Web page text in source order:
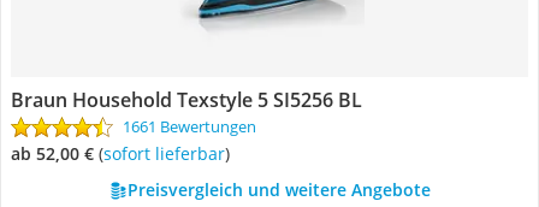
Braun Household Texstyle 5 SI5256 BL
1661 Bewertungen
ab 52,00 € ( Sofort lieferbar)
Preisvergleich und weitere Angebote